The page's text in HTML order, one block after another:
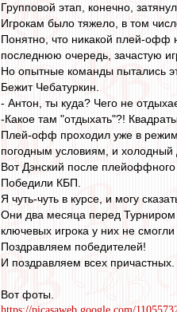
Групповой этап, конечно,
Игрокам было тяжело, в том
Понятно, что никакой плей-офф
последнюю очередь, зачастую
Но опытные команды пытались
Бежит Чебатуркин.
- Антон, ты куда? Чего не
-Какое там "отдыхать"?!
Плей-офф проходил уже в
погодным условиям, и холодный
Вот Дэнский после
Победили КБП.
Я чуть-чуть в курсе, и могу
Они два месяца перед
ключевых игрока у них не смогли
Поздравляем победителей!
И поздравляем всех
Вот фоты.